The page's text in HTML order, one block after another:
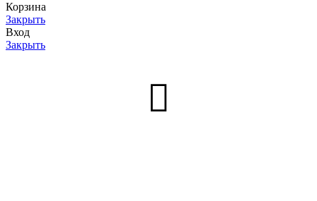
Корзина
Закрыть
Вход
Закрыть